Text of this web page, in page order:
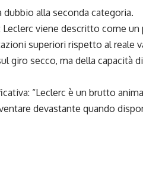
dubbio alla seconda categoria.
viene descritto come un
superiori rispetto al reale
giro secco, ma della capacità
“Leclerc è un brutto
devastante quando